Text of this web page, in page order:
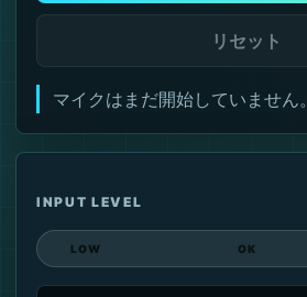
リセット
マイクはまだ開始していません。
INPUT LEVEL
LOW OK